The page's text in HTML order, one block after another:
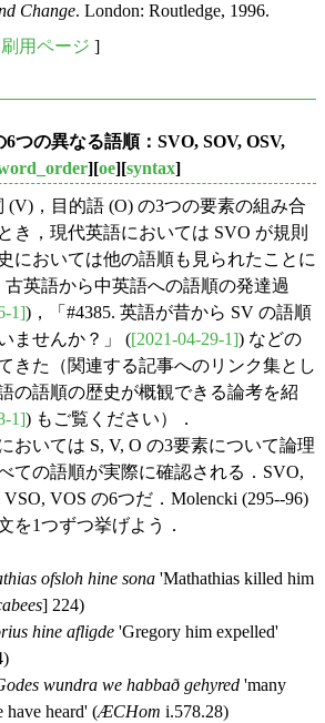
Change. London: Routledge, 1996.
用ページ ]
6つの異なる語順：SVO, SOV, OSV,
][oe][syntax]
，目的語 (O) の3つの要素の組み合
き，現代英語においては SVO が規則
においては他の語順も見られたことに
古英語から中英語への語順の発達過
1])，「#4385. 英語が昔から SV の語順
ませんか？」 ([2021-04-29-1]) などの
きた（関連する記事へのリンク集とし
の語順の歴史が概観できる論考を紹
1]) もご覧ください）．
おいては S, V, O の3要素について論理
ての語順が実際に確認される．SVO,
VSO, VOS の6つだ．Molencki (295--96)
を1つずつ挙げよう．
ofsloh hine sona 'Mathathias killed him
] 224)
hine afligde 'Gregory him expelled'
wundra we habbað gehyred 'many
have heard' (ÆCHom i.578.28)